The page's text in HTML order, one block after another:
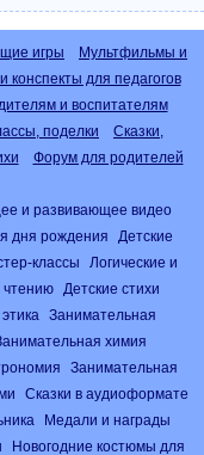
игры
Мультфильмы и
конспекты для педагогов
и воспитателям
поделки
Сказки,
Форум для родителей
и развивающее видео
дня рождения
Детские
классы
Логические и
чтению
Детские стихи
Занимательная
химия
Занимательная
Сказки в аудиоформате
Медали и награды
Новогодние костюмы для